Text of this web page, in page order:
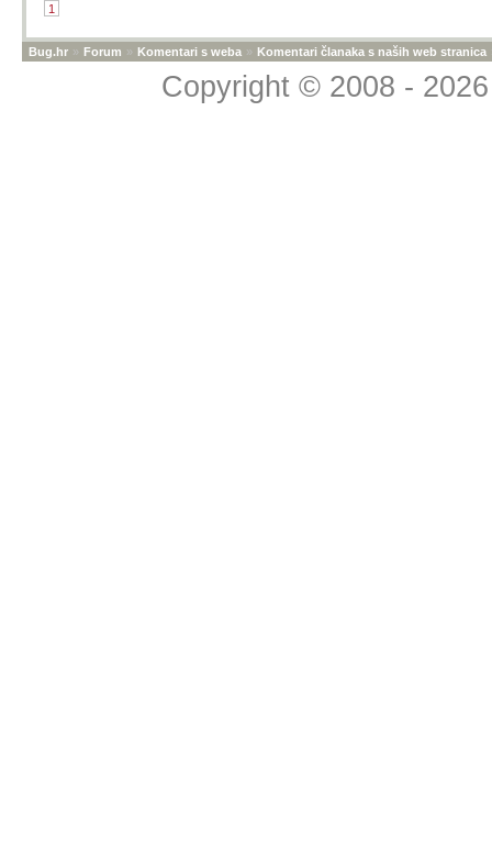
1
Bug.hr » Forum » Komentari s weba » Komentari članaka s naših web stranica
Copyright © 2008 -